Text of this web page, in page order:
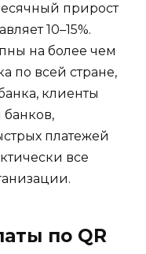
прирост
10–15%.
на более чем
по всей стране,
клиенты
платежей
все
по QR